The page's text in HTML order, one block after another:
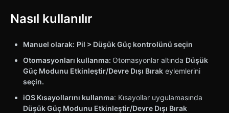
Nasıl kullanılır
Manuel olarak: Pil > Düşük Güç kontrolünü seçin
Otomasyonları kullanma: Otomasyonlar altında Düşük
Güç Modunu Etkinleştir/Devre Dışı Bırak eylemlerini
seçin.
iOS Kısayollarını kullanma: Kısayollar uygulamasında
Düşük Güç Modunu Etkinleştir/Devre Dışı Bırak